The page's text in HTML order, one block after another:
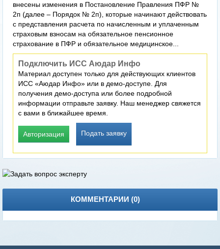
внесены изменения в Постановление Правления ПФР №
2п (далее – Порядок № 2п), которые начинают действовать
с представления расчета по начисленным и уплаченным
страховым взносам на обязательное пенсионное
страхование в ПФР и обязательное медицинское...
Подключить ИСС Аюдар Инфо
Материал доступен только для действующих клиентов
ИСС «Аюдар Инфо» или в демо-доступе. Для
получения демо-доступа или более подробной
информации отправьте заявку. Наш менеджер свяжется
с вами в ближайшее время.
Авторизация Подать заявку
КОММЕНТАРИИ (0)